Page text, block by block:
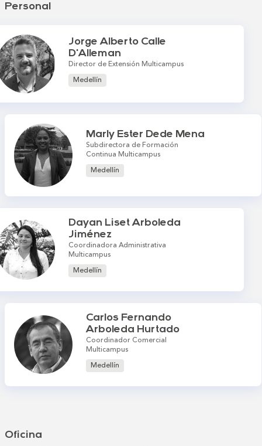
Personal
Jorge Alberto Calle
D'Alleman
Director de Extensión Multicampus
Medellín
Marly Ester Dede Mena
Subdirectora de Formación
Continua Multicampus
Medellín
Dayan Liset Arboleda
Jiménez
Coordinadora Administrativa
Multicampus
Medellín
Carlos Fernando
Arboleda Hurtado
Coordinador Comercial
Multicampus
Medellín
Oficina